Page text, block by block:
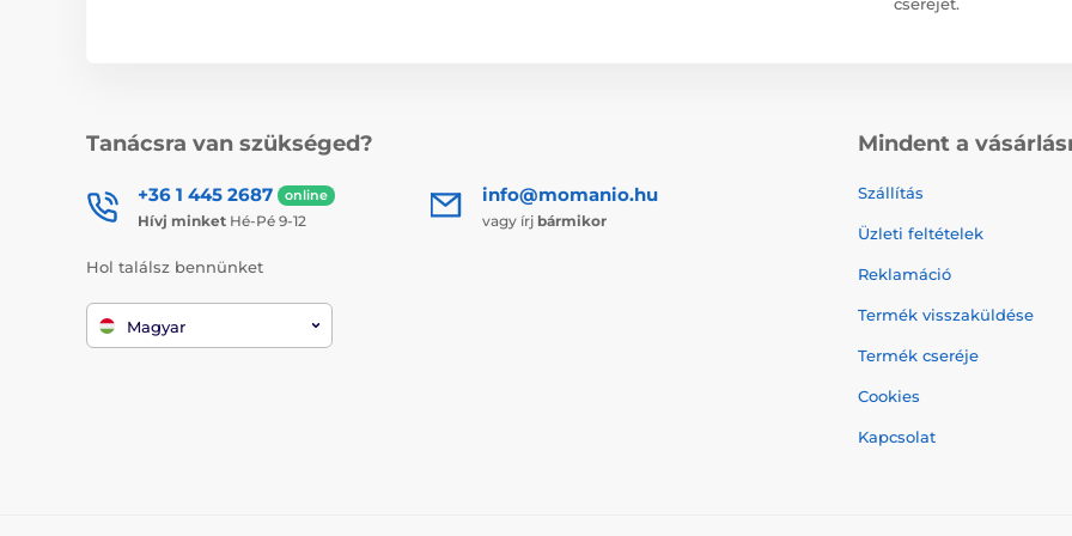
Tanácsra van szükséged?
+36 1 445 2687 online
Hívj minket Hé-Pé 9-12
info@momanio.hu
vagy írj bármikor
Hol találsz bennünket
Magyar
Mindent a
Szállítás
Üzleti feltételek
Reklamáció
Termék visszaküldése
Termék cseréje
Cookies
Kapcsolat